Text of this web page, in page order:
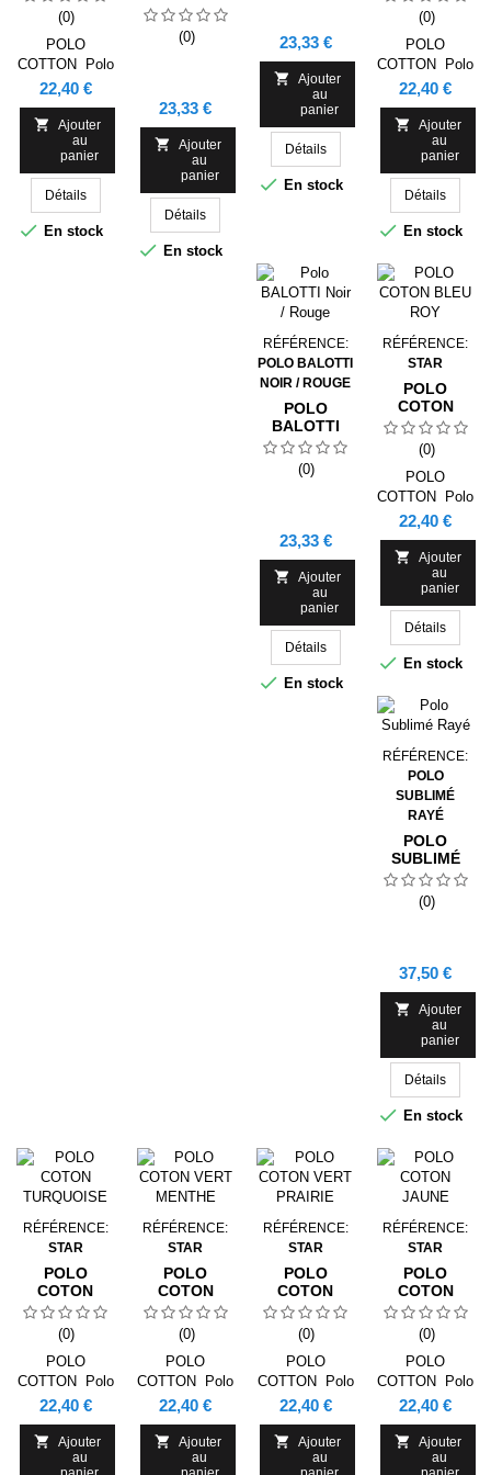
(0)
POLO
COTTON Polo
manches
de propreté
renforcée au
cou. Col et
bord de
manches en
côte 1x1.
Coutures
Prix
22,40 €

Ajouter
au
panier
Détails
 En stock
NOIR / VERT
(0)
Prix
23,33 €

Ajouter
au
panier
Détails
 En stock
Prix
23,33 €

Ajouter
au
panier
Détails
 En stock
(0)
POLO
COTTON Polo
manches
de propreté
renforcée au
cou. Col et
bord de
manches en
côte 1x1.
Coutures
latérales. Patte
de boutonnage
avec 3
boutons. Bas
avec
ouvertures
latérales.
Prix
22,40 €

Ajouter
au
panier
Détails
 En stock
RÉFÉRENCE:
POLO BALOTTI
NOIR / ROUGE
POLO
BALOTTI
NOIR /
ROUGE
(0)
Prix
23,33 €

Ajouter
au
panier
Détails
 En stock
RÉFÉRENCE:
STAR
POLO
COTON
BLEU ROY
(0)
POLO
COTTON Polo
manches
de propreté
renforcée au
cou. Col et
bord de
manches en
côte 1x1.
Coutures
latérales. Patte
de boutonnage
avec 3
boutons. Bas
avec
ouvertures
latérales.
Prix
22,40 €

Ajouter
au
panier
Détails
 En stock
RÉFÉRENCE:
POLO
SUBLIMÉ
RAYÉ
POLO
SUBLIMÉ
RAYÉ
(0)
Prix
37,50 €

Ajouter
au
panier
Détails
 En stock
RÉFÉRENCE:
STAR
POLO
COTON
TURQUOISE
(0)
POLO
COTTON Polo
manches
de propreté
renforcée au
Prix
22,40 €

Ajouter
au
RÉFÉRENCE:
STAR
POLO
COTON
VERT
MENTHE
(0)
POLO
COTTON Polo
manches
de propreté
renforcée au
Prix
22,40 €

Ajouter
au
RÉFÉRENCE:
STAR
POLO
COTON
VERT
PRAIRIE
(0)
POLO
COTTON Polo
manches
de propreté
renforcée au
Prix
22,40 €

Ajouter
au
RÉFÉRENCE:
STAR
POLO
COTON
JAUNE
(0)
POLO
COTTON Polo
manches
de propreté
renforcée au
Prix
22,40 €

Ajouter
au